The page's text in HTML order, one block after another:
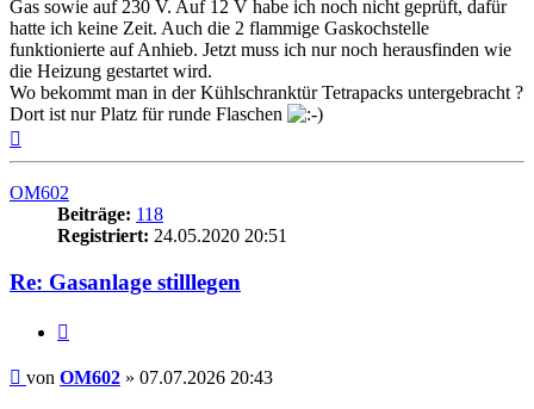
Gas sowie auf 230 V. Auf 12 V habe ich noch nicht geprüft, dafür
hatte ich keine Zeit. Auch die 2 flammige Gaskochstelle
funktionierte auf Anhieb. Jetzt muss ich nur noch herausfinden wie
die Heizung gestartet wird.
Wo bekommt man in der Kühlschranktür Tetrapacks untergebracht ?
Dort ist nur Platz für runde Flaschen
OM602
Beiträge: 118
Registriert: 24.05.2020 20:51
Re: Gasanlage stilllegen
Beitrag
von OM602 » 07.07.2026 20:43